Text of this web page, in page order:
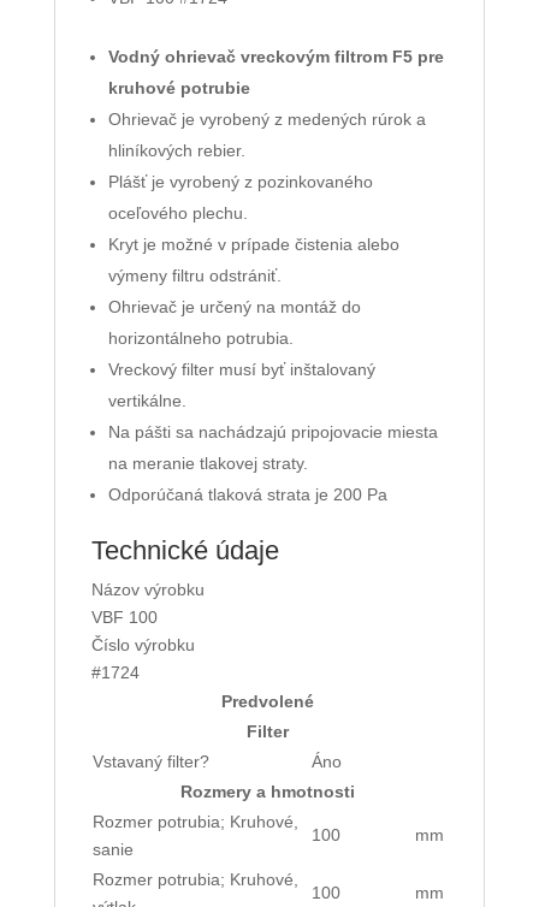
Vodný ohrievač vreckovým filtrom F5 pre
kruhové potrubie
Ohrievač je vyrobený z medených rúrok a
hliníkových rebier.
Plášť je vyrobený z pozinkovaného
oceľového plechu.
Kryt je možné v prípade čistenia alebo
výmeny filtru odstrániť.
Ohrievač je určený na montáž do
horizontálneho potrubia.
Vreckový filter musí byť inštalovaný
vertikálne.
Na pášti sa nachádzajú pripojovacie miesta
na meranie tlakovej straty.
Odporúčaná tlaková strata je 200 Pa
Technické údaje
Názov výrobku
VBF 100
Číslo výrobku
#1724
Predvolené
Filter
Vstavaný filter?
Áno
Rozmery a hmotnosti
Rozmer potrubia; Kruhové,
sanie
100 mm
Rozmer potrubia; Kruhové,
100 mm